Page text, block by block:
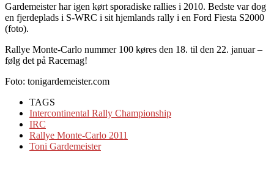
Gardemeister har igen kørt sporadiske rallies i 2010. Bedste var dog
en fjerdeplads i S-WRC i sit hjemlands rally i en Ford Fiesta S2000
(foto).
Rallye Monte-Carlo nummer 100 køres den 18. til den 22. januar –
følg det på Racemag!
Foto: tonigardemeister.com
TAGS
Intercontinental Rally Championship
IRC
Rallye Monte-Carlo 2011
Toni Gardemeister